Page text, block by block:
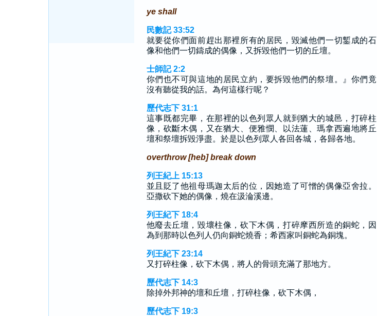
ye shall
民數記 33:52
就要從你們面前趕出那裡所有的居民，毀滅他們一切鏨成的石
像和他們一切鑄成的偶像，又拆毀他們一切的丘壇。
士師記 2:2
你們也不可與這地的居民立約，要拆毀他們的祭壇。』你們竟
沒有聽從我的話。為何這樣行呢？
歷代志下 31:1
這事既都完畢，在那裡的以色列眾人就到猶大的城邑，打碎柱
像，砍斷木偶，又在猶大、便雅憫、以法蓮、瑪拿西遍地將丘
壇和祭壇拆毀淨盡。於是以色列眾人各回各城，各歸各地。
overthrow [heb] break down
列王紀上 15:13
並且貶了他祖母瑪迦太后的位，因她造了可憎的偶像亞舍拉。
亞撒砍下她的偶像，燒在汲淪溪邊。
列王紀下 18:4
他廢去丘壇，毀壞柱像，砍下木偶，打碎摩西所造的銅蛇，因
為到那時以色列人仍向銅蛇燒香；希西家叫銅蛇為銅塊。
列王紀下 23:14
又打碎柱像，砍下木偶，將人的骨頭充滿了那地方。
歷代志下 14:3
除掉外邦神的壇和丘壇，打碎柱像，砍下木偶，
歷代志下 19:3